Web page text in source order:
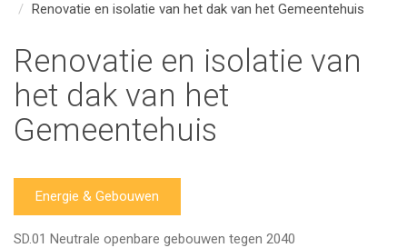
Renovatie en isolatie van het dak van het Gemeentehuis
Renovatie en isolatie van
het dak van het
Gemeentehuis
Energie & Gebouwen
SD.01 Neutrale openbare gebouwen tegen 2040